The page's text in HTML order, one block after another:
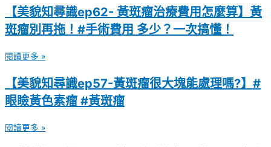
【美貌知尋識ep62- 黃斑瘤治療費用怎麼算】黃
斑瘤別再拖！#手術費用 多少？一次搞懂！
閱讀更多 »
【美貌知尋識ep57-黃斑瘤很大塊能處理嗎?】#
眼瞼黃色素瘤 #黃斑瘤
閱讀更多 »